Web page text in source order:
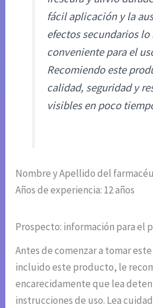
fácil aplicación y la
efectos secundarios lo
conveniente para el
Recomiendo este
calidad, seguridad y
visibles en poco
Nombre y Apellido del
Años de experiencia: 12 años
Prospecto: información para el
Antes de comenzar a tomar
incluido este producto, le
encarecidamente que lea
instrucciones de uso. Lea